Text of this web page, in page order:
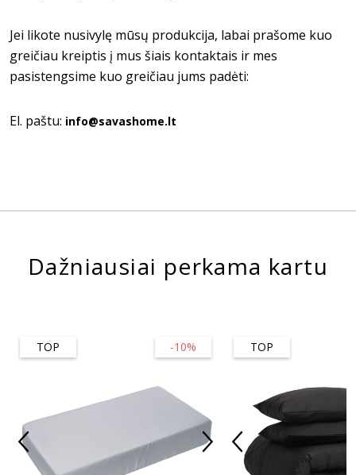
Jei likote nusivylę mūsų produkcija, labai prašome kuo
greičiau kreiptis į mus šiais kontaktais ir mes
pasistengsime kuo greičiau jums padėti:
El. paštu: info@savashome.lt
Dažniausiai perkama kartu
-10%
TOP TOP